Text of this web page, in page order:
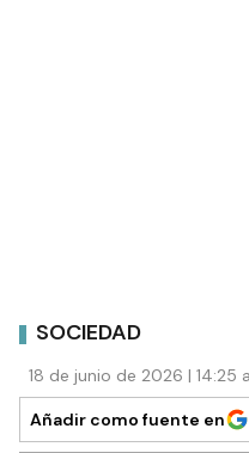
SOCIEDAD
18 de junio de 2026 | 14:25
Añadir como fuente en